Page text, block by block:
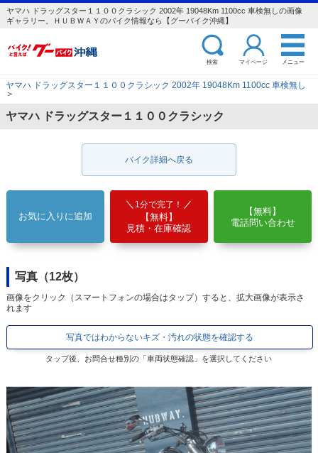
ヤマハ ドラッグスター１１００クラシック 2002年 19048Km 1100cc 車検無しの画像
ギャラリー。ＨＵＢＷＡＹのバイク情報なら【グーバイク沖縄】
検索 マイページ メニュー
ヤマハ ドラッグスター１１００クラシック 2002年 19048Km 1100cc 車検無し
＞
ヤマハ ドラッグスター１１００クラシック
バイク詳細へ戻る
お気に入りに追加
1分で完了！
【無料】
見積・在庫確認
【無料】
電話問い合わせ
写真（12枚）
画像をクリック（スマートフォンの場合はタップ）すると、拡大画像が表示さ
れます
写真ではわからないキズ・汚れの状態を確認する
タップ後、お問合せ種別の「車両状態確認」を選択してください